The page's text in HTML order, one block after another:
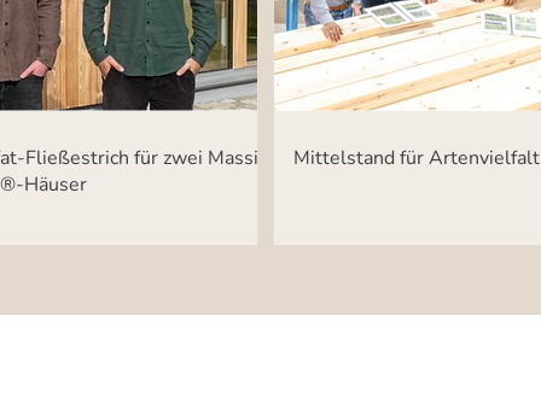
Fließestrich für zwei Massiv-
Häuser
Mittelstand für Artenvielfalt